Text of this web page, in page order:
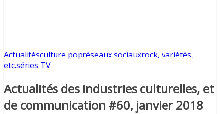
Actualitésculture popréseaux sociauxrock, variétés,
etc.séries TV
Actualités des industries culturelles, et
de communication #60, janvier 2018